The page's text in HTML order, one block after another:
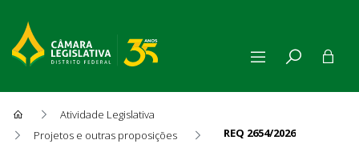
Atividade Legislativa
Projetos e outras proposições
REQ 2654/2026